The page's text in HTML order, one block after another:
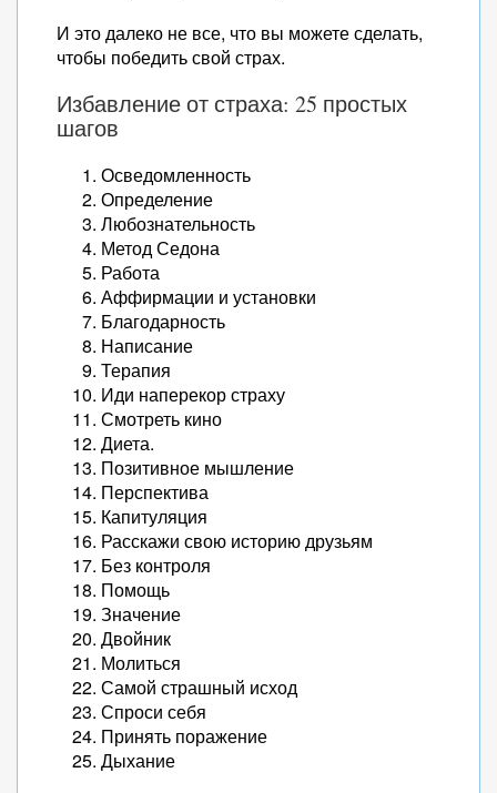
И это далеко не все, что вы можете сделать,
чтобы победить свой страх.
Избавление от страха: 25 простых
шагов
Осведомленность
Определение
Любознательность
Метод Седона
Работа
Аффирмации и установки
Благодарность
Написание
Терапия
Иди наперекор страху
Смотреть кино
Диета.
Позитивное мышление
Перспектива
Капитуляция
Расскажи свою историю друзьям
Без контроля
Помощь
Значение
Двойник
Молиться
Самой страшный исход
Спроси себя
Принять поражение
Дыхание